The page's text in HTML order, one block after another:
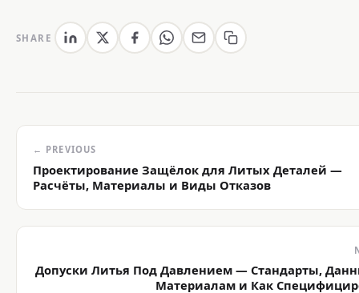
SHARE
← PREVIOUS
Проектирование Защёлок для Литых Деталей —
Расчёты, Материалы и Виды Отказов
Допуски Литья Под Давлением — Стандарты,
Материалам и Как